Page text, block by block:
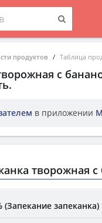
продуктов Таблица
с
в приложении
творожная
запеканка)